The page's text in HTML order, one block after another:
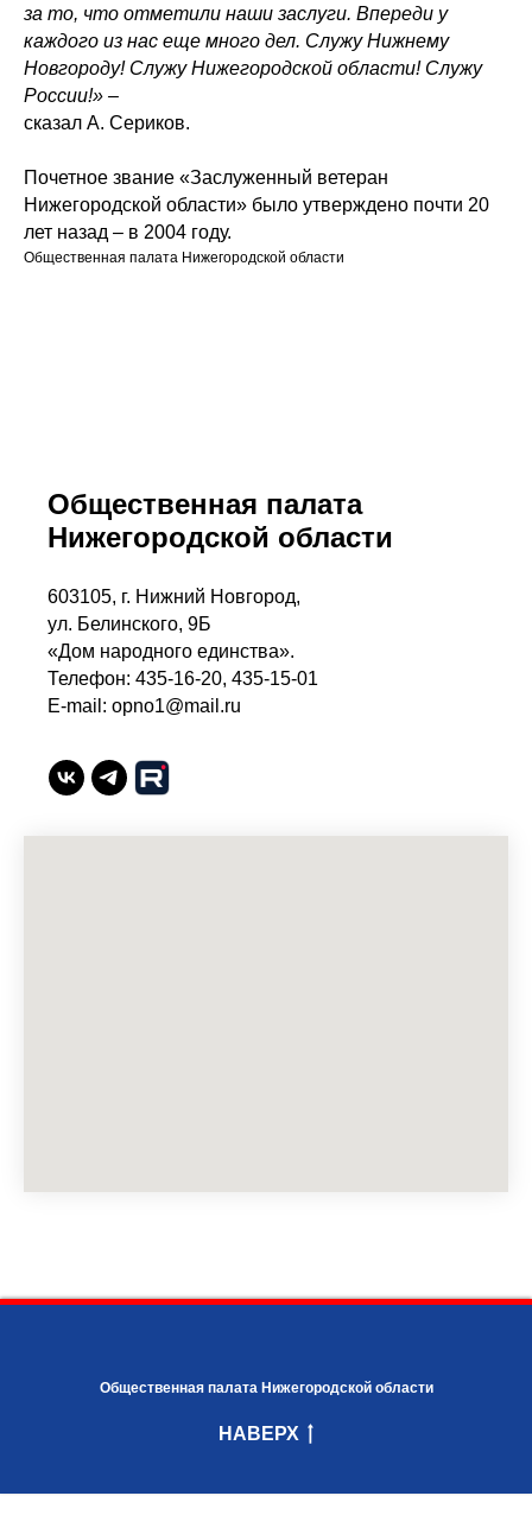
за то, что отметили наши заслуги. Впереди у
каждого из нас еще много дел. Служу Нижнему
Новгороду! Служу Нижегородской области! Служу
России!» –
сказал А. Сериков.
Почетное звание «Заслуженный ветеран
Нижегородской области» было утверждено почти 20
лет назад – в 2004 году.
Общественная палата Нижегородской области
Общественная палата
Нижегородской области
603105, г. Нижний Новгород,
ул. Белинского, 9Б
«Дом народного единства».
Телефон: 435-16-20, 435-15-01
E-mail: opno1@mail.ru
Общественная палата Нижегородской области
НАВЕРХ